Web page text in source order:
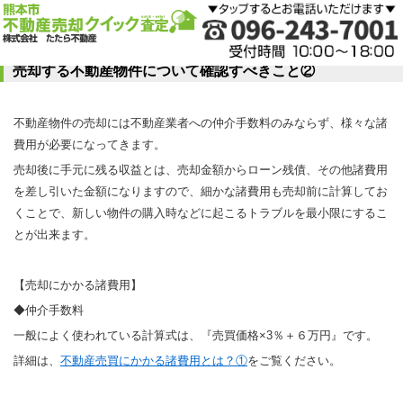
売却する不動産物件について確認すべきこと②
不動産物件の売却には不動産業者への仲介手数料のみならず、様々な諸
費用が必要になってきます。
売却後に手元に残る収益とは、売却金額からローン残債、その他諸費用
を差し引いた金額になりますので、細かな諸費用も売却前に計算してお
くことで、新しい物件の購入時などに起こるトラブルを最小限にするこ
とが出来ます。
【売却にかかる諸費用】
◆仲介手数料
一般によく使われている計算式は、『売買価格×3％＋６万円』です。
詳細は、 不動産売買にかかる諸費用とは？①をご覧ください。